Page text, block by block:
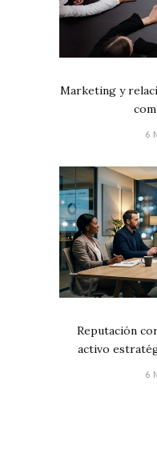
Marketing y
6
Reputación
activo
6